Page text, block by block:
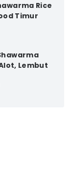
Rice
Timur
Lembut